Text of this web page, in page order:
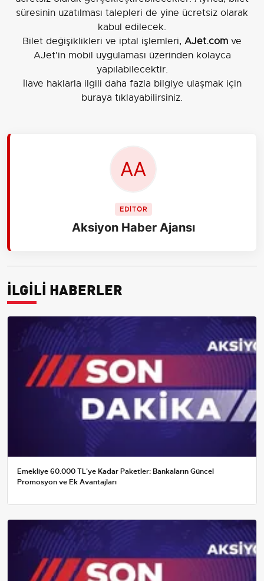
süresinin uzatılması talepleri de yine ücretsiz olarak
kabul edilecek.
Bilet değişiklikleri ve iptal işlemleri, AJet.com ve
AJet'in mobil uygulaması üzerinden kolayca
yapılabilecektir.
İlave haklarla ilgili daha fazla bilgiye ulaşmak için
buraya tıklayabilirsiniz.
EDİTÖR
Aksiyon Haber Ajansı
İLGİLİ HABERLER
Emekliye 60.000 TL'ye Kadar Paketler: Bankaların Güncel
Promosyon ve Ek Avantajları